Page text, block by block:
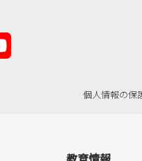
個人情報の保